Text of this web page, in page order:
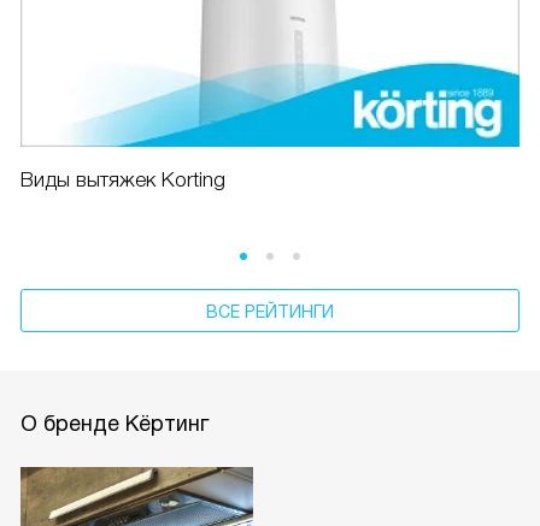
Виды вытяжек Korting
ВСЕ РЕЙТИНГИ
О бренде Кёртинг